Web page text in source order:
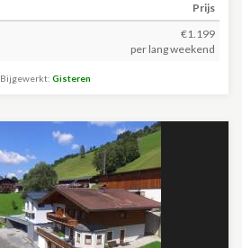
Prijs
€1.199
per lang weekend
Bijgewerkt: Gisteren